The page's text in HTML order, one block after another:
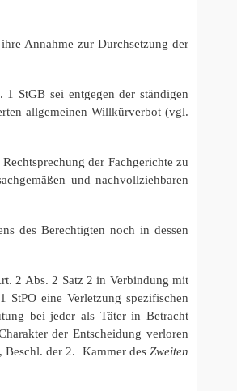
Annahme zur Durchsetzung der
StGB sei entgegen der ständigen
allgemeinen Willkürverbot (vgl.
der Fachgerichte zu
und nachvollziehbaren
des Berechtigten noch in dessen
2 Abs. 2 Satz 2 in Verbindung mit
eine Verletzung spezifischen
bei jeder als Täter in Betracht
der Entscheidung verloren
, Beschl. der 2. Kammer desZweiten